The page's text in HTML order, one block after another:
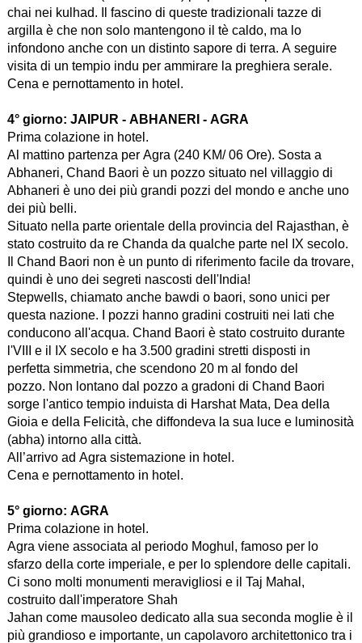
chai nei kulhad. Il fascino di queste tradizionali tazze di
argilla è che non solo mantengono il tè caldo, ma lo
infondono anche con un distinto sapore di terra. A seguire
visita di un tempio indu per ammirare la preghiera serale.
Cena e pernottamento in hotel.
4° giorno: JAIPUR - ABHANERI - AGRA
Prima colazione in hotel.
Al mattino partenza per Agra (240 KM/ 06 Ore). Sosta a
Abhaneri, Chand Baori è un pozzo situato nel villaggio di
Abhaneri è uno dei più grandi pozzi del mondo e anche uno
dei più belli.
Situato nella parte orientale della provincia del Rajasthan, è
stato costruito da re Chanda da qualche parte nel IX secolo.
Il Chand Baori non è un punto di riferimento facile da trovare,
quindi è uno dei segreti nascosti dell'India!
Stepwells, chiamato anche bawdi o baori, sono unici per
questa nazione. I pozzi hanno gradini costruiti nei lati che
conducono all'acqua. Chand Baori è stato costruito durante
l'VIII e il IX secolo e ha 3.500 gradini stretti disposti in
perfetta simmetria, che scendono 20 m al fondo del
pozzo. Non lontano dal pozzo a gradoni di Chand Baori
sorge l'antico tempio induista di Harshat Mata, Dea della
Gioia e della Felicità, che diffondeva la sua luce e luminosità
(abha) intorno alla città.
All’arrivo ad Agra sistemazione in hotel.
Cena e pernottamento in hotel.
5° giorno: AGRA
Prima colazione in hotel.
Agra viene associata al periodo Moghul, famoso per lo
sfarzo della corte imperiale, e per lo splendore delle capitali.
Ci sono molti monumenti meravigliosi e il Taj Mahal,
costruito dall'imperatore Shah
Jahan come mausoleo dedicato alla sua seconda moglie è il
più grandioso e importante, un capolavoro architettonico tra i